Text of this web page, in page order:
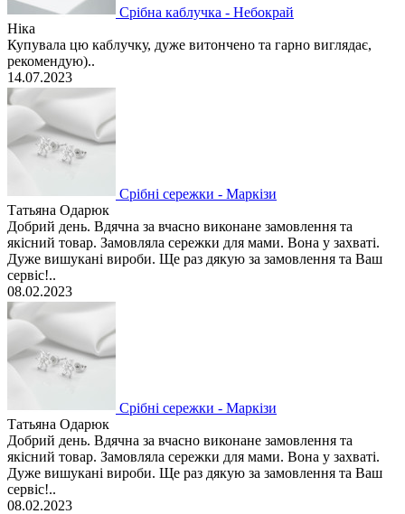
Срібна каблучка - Небокрай
Ніка
Купувала цю каблучку, дуже витончено та гарно виглядає,
рекомендую)..
14.07.2023
Срібні сережки - Маркізи
Татьяна Одарюк
Добрий день. Вдячна за вчасно виконане замовлення та
якісний товар. Замовляла сережки для мами. Вона у захваті.
Дуже вишукані вироби. Ще раз дякую за замовлення та Ваш
сервіс!..
08.02.2023
Срібні сережки - Маркізи
Татьяна Одарюк
Добрий день. Вдячна за вчасно виконане замовлення та
якісний товар. Замовляла сережки для мами. Вона у захваті.
Дуже вишукані вироби. Ще раз дякую за замовлення та Ваш
сервіс!..
08.02.2023